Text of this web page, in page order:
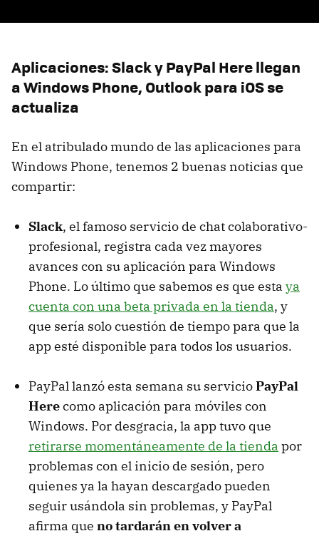
Aplicaciones: Slack y PayPal Here llegan
a Windows Phone, Outlook para iOS se
actualiza
En el atribulado mundo de las aplicaciones para
Windows Phone, tenemos 2 buenas noticias que
compartir:
Slack, el famoso servicio de chat colaborativo-
profesional, registra cada vez mayores
avances con su aplicación para Windows
Phone. Lo último que sabemos es que esta ya
cuenta con una beta privada en la tienda, y
que sería solo cuestión de tiempo para que la
app esté disponible para todos los usuarios.
PayPal lanzó esta semana su servicioPayPal
Herecomo aplicación para móviles con
Windows. Por desgracia, la app tuvo que
retirarse momentáneamente de la tienda por
problemas con el inicio de sesión, pero
quienes ya la hayan descargado pueden
seguir usándola sin problemas, y PayPal
afirma que no tardarán en volver a